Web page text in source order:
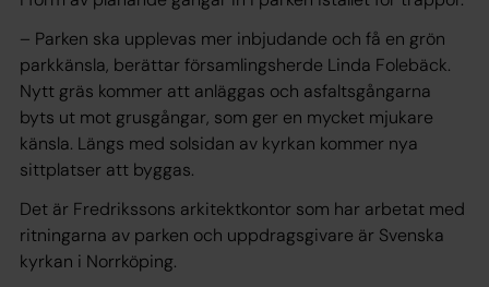
– Parken ska upplevas mer inbjudande och få en grön
parkkänsla, berättar församlingsherde Linda Folebäck.
Nytt gräs kommer att anläggas och asfaltsgångarna
byts ut mot grusgångar, som ger en mycket mjukare
känsla. Längs med solsidan av kyrkan kommer nya
sittplatser att byggas.
Det är Fredrikssons arkitektkontor som har arbetat med
ritningarna av parken och uppdragsgivare är Svenska
kyrkan i Norrköping.